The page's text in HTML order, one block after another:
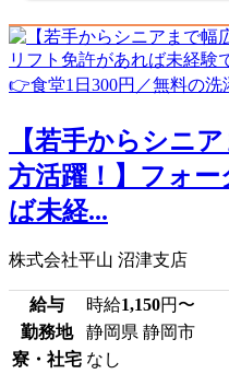
【若手からシニ
方活躍！】フォ
ば未経...
株式会社平山 沼津支店
給与 時給1,150円〜
勤務地
静岡県 静岡市
寮・社宅 なし